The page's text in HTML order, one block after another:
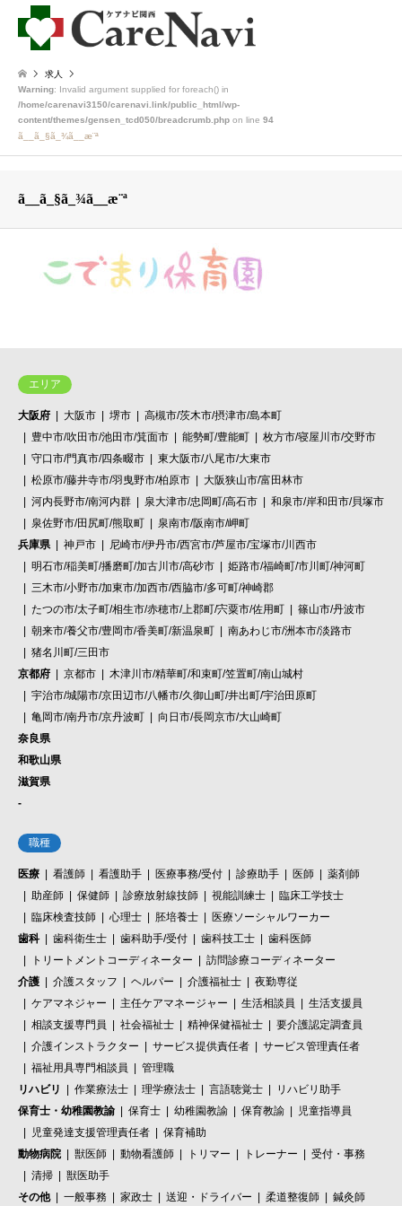
求人
Warning: Invalid argument supplied for foreach() in
/home/carenavi3150/carenavi.link/public_html/wp-
content/themes/gensen_tcd050/breadcrumb.php on line 94
ã__ã_§ã_¾ã__æ¨ª
ã__ã_§ã_¾ã__æ¨ª
エリア
大阪府 大阪市 堺市
高槻市/茨木市/摂津市/島本町
豊中市/吹田市/池田市/箕面市
能勢町/豊能町
枚方市/寝屋川市/交野市
守口市/門真市/四条畷市
東大阪市/八尾市/大東市
松原市/藤井寺市/羽曳野市/柏原市
大阪狭山市/富田林市
河内長野市/南河内群
泉大津市/忠岡町/高石市
和泉市/岸和田市/貝塚市
泉佐野市/田尻町/熊取町
泉南市/阪南市/岬町
兵庫県
神戸市
尼崎市/伊丹市/西宮市/芦屋市/宝塚市/川西市
明石市/稲美町/播磨町/加古川市/高砂市
姫路市/福崎町/市川町/神河町
三木市/小野市/加東市/加西市/西脇市/多可町/神崎郡
たつの市/太子町/相生市/赤穂市/上郡町/宍粟市/佐用町
篠山市/丹波市
朝来市/養父市/豊岡市/香美町/新温泉町
南あわじ市/洲本市/淡路市
猪名川町/三田市
京都府
京都市
木津川市/精華町/和束町/笠置町/南山城村
宇治市/城陽市/京田辺市/八幡市/久御山町/井出町/宇治田原町
亀岡市/南丹市/京丹波町
向日市/長岡京市/大山崎町
奈良県
和歌山県
滋賀県
-
職種
医療 看護師 看護助手 医療事務/受付 診療助手 医師
薬剤師
助産師
保健師 診療放射線技師 視能訓練士
臨床工学技士
臨床検査技師
心理士 胚培養士
医療ソーシャルワーカー
歯科
歯科衛生士 歯科助手/受付 歯科技工士
歯科医師
トリートメントコーディネーター
訪問診療コーディネーター
介護
介護スタッフ ヘルパー 介護福祉士
夜勤専従
ケアマネジャー
主任ケアマネージャー 生活相談員
生活支援員
相談支援専門員
社会福祉士 精神保健福祉士
要介護認定調査員
介護インストラクター
サービス提供責任者
サービス管理責任者
福祉用具専門相談員
管理職
リハビリ
作業療法士 理学療法士 言語聴覚士
リハビリ助手
保育士・幼稚園教諭
保育士 幼稚園教諭 保育教諭
児童指導員
児童発達支援管理責任者
保育補助
動物病院
獣医師 動物看護師 トリマー トレーナー
受付・事務
清掃
獣医助手
その他
一般事務 家政士 送迎・ドライバー 柔道整復師 鍼灸師